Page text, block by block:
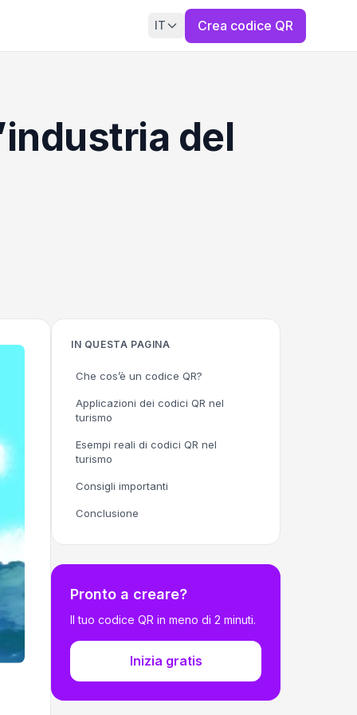
IT Crea codice QR
del
IN QUESTA PAGINA
Che cos’è un codice QR?
Applicazioni dei codici QR nel
turismo
Esempi reali di codici QR nel
turismo
Consigli importanti
Conclusione
Pronto a creare?
Il tuo codice QR in meno di 2 minuti.
Inizia gratis